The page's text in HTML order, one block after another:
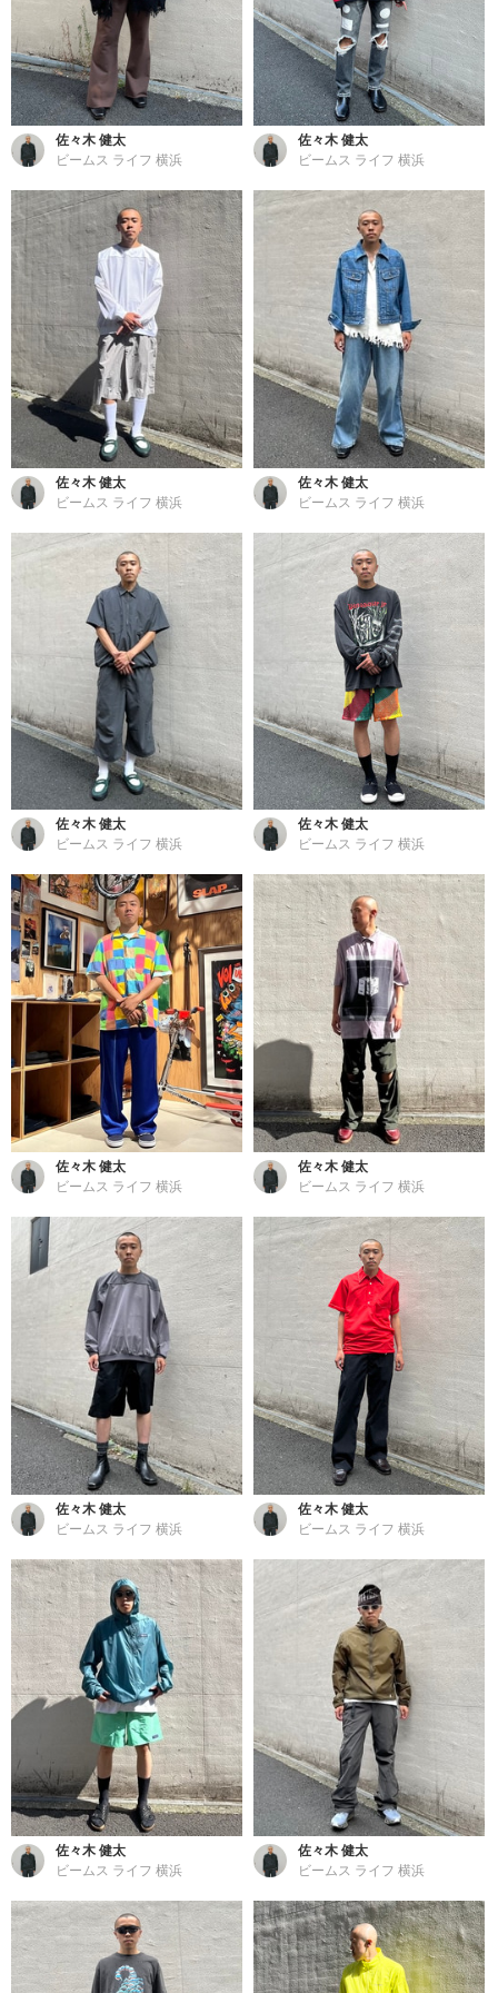
佐々木 健太
ビームス ライフ 横浜
佐々木 健太
ビームス ライフ 横浜
佐々木 健太
ビームス ライフ 横浜
佐々木 健太
ビームス ライフ 横浜
佐々木 健太
ビームス ライフ 横浜
佐々木 健太
ビームス ライフ 横浜
佐々木 健太
ビームス ライフ 横浜
佐々木 健太
ビームス ライフ 横浜
佐々木 健太
ビームス ライフ 横浜
佐々木 健太
ビームス ライフ 横浜
佐々木 健太
ビームス ライフ 横浜
佐々木 健太
ビームス ライフ 横浜